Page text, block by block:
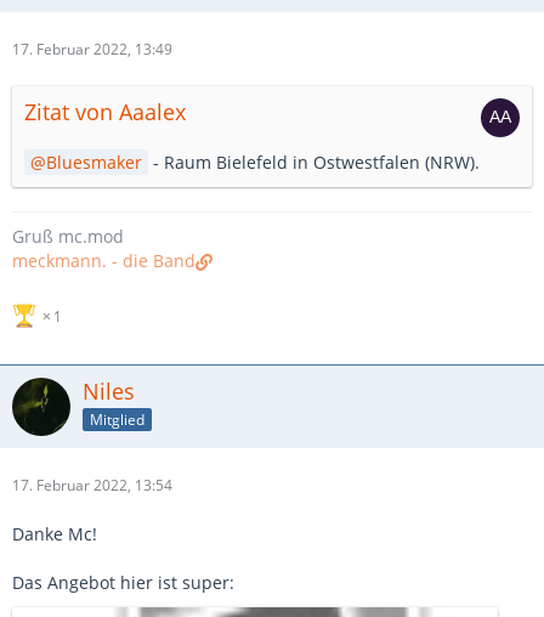
17. Februar 2022, 13:49
Zitat von Aaalex
Bluesmaker - Raum Bielefeld in Ostwestfalen (NRW).
Gruß mc.mod
meckmann. - die Band
1
Niles
Mitglied
17. Februar 2022, 13:54
Danke Mc!
Das Angebot hier ist super: